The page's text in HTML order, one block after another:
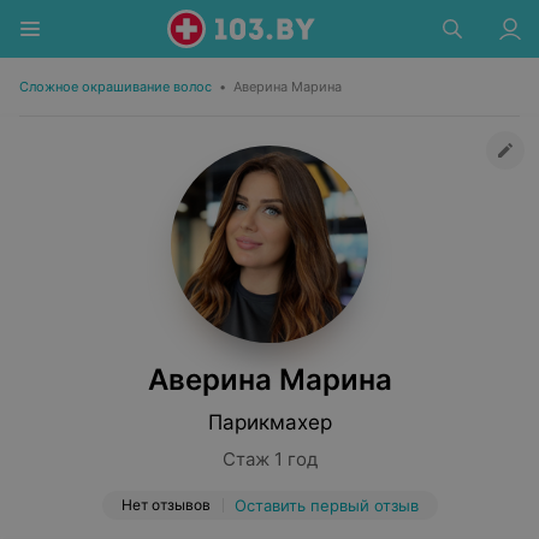
Сложное окрашивание волос • Аверина Марина
Аверина Марина
Парикмахер
Стаж 1 год
Нет отзывов Оставить первый отзыв